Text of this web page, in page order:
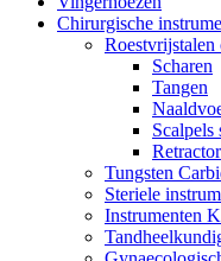
Chirurgische
Roestvrijstalen
Scharen
Tangen
Scalpels
Retractor
Tungsten
Steriele
Instrumenten